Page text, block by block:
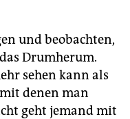
und beobachten,
Drumherum.
sehen kann als
denen man
geht jemand mit